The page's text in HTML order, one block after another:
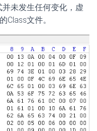
未发生任何变化，虚
Class文件。